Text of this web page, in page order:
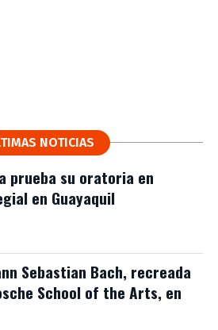
NOTICIAS
prueba su oratoria en
en Guayaquil
Sebastian Bach, recreada
School of the Arts, en